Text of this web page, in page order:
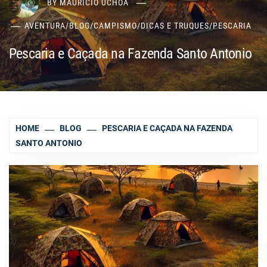
BYMAURÍCIO UCHÔA
AVENTURA/BLOG/CAMPISMO/DICAS E TRUQUES/PESCARIA
Pescaria e Caçada na Fazenda Santo Antonio
HOME BLOG
PESCARIA E CAÇADA NA FAZENDA
SANTO ANTONIO